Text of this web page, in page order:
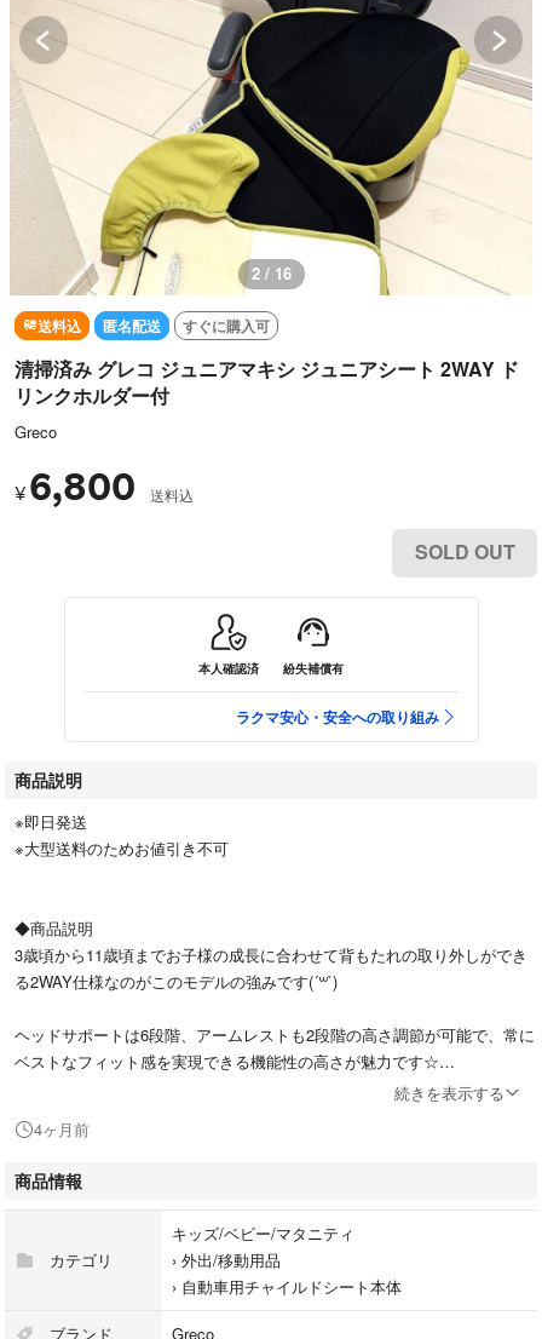
2 / 16
送料込 匿名配送 すぐに購入可
清掃済み グレコ ジュニアマキシ ジュニアシート 2WAY ド
リンクホルダー付
Greco
¥ 6,800 送料込
SOLD OUT
本人確認済 紛失補償有
ラクマ安心・安全への取り組み
商品説明
※即日発送
※大型送料のためお値引き不可
◆商品説明
3歳頃から11歳頃までお子様の成長に合わせて背もたれの取り外しができ
る2WAY仕様なのがこのモデルの強みです(´꒳`)
ヘッドサポートは6段階、アームレストも2段階の高さ調節が可能で、常に
ベストなフィット感を実現できる機能性の高さが魅力です☆
飲み物やおもちゃ置き場にも困りません♪ブラックにライトグリーンのラ
インが映えるスポーティーなデザインは、車内をおしゃれに演出してくれ
ます！
◆サイズcm
背もたれ付きの状態：幅 42cm × 奥行 48.5cm × 高さ 68〜80.5cm
• 座面のみ（ブースター）の状態：幅 42cm × 奥行 39.5cm × 高さ 22cm
• 重さ：約 3.8kg（座面のみの場合は約 2.1kg）
続きを表示する
4ヶ月前
商品情報
カテゴリ
キッズ/ベビー/マタニティ
› 外出/移動用品
› 自動車用チャイルドシート本体
ブランド Greco